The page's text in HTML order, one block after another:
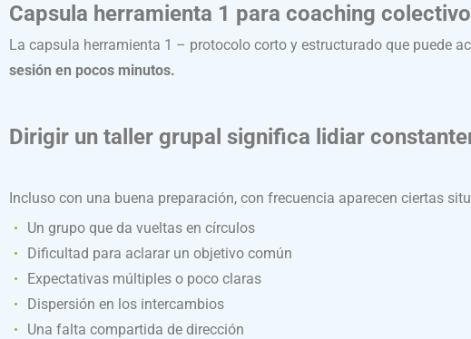
Capsula herramienta 1 para coaching
La capsula herramienta 1 – protocolo corto y estructurado que puede
sesión en pocos minutos.
Dirigir un taller grupal significa lidiar
Incluso con una buena preparación, con frecuencia aparecen ciertas
Un grupo que da vueltas en círculos
Dificultad para aclarar un objetivo común
Expectativas múltiples o poco claras
Dispersión en los intercambios
Una falta compartida de dirección